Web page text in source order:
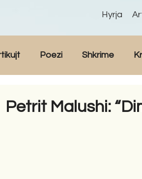
Hyrja
Poezi Shkrime
Petrit Malushi: